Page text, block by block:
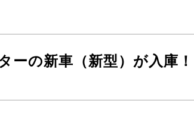
ーの新車（新型）が入庫！